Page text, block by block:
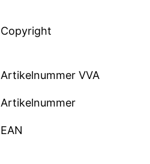
Copyright
Artikelnummer VVA
Artikelnummer
EAN